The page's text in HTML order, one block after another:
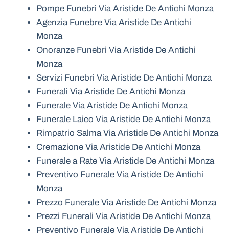
Pompe Funebri Via Aristide De Antichi Monza
Agenzia Funebre Via Aristide De Antichi
Monza
Onoranze Funebri Via Aristide De Antichi
Monza
Servizi Funebri Via Aristide De Antichi Monza
Funerali Via Aristide De Antichi Monza
Funerale Via Aristide De Antichi Monza
Funerale Laico Via Aristide De Antichi Monza
Rimpatrio Salma Via Aristide De Antichi Monza
Cremazione Via Aristide De Antichi Monza
Funerale a Rate Via Aristide De Antichi Monza
Preventivo Funerale Via Aristide De Antichi
Monza
Prezzo Funerale Via Aristide De Antichi Monza
Prezzi Funerali Via Aristide De Antichi Monza
Preventivo Funerale Via Aristide De Antichi